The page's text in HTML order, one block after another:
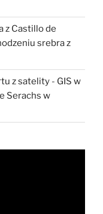
z Castillo de
srebra z
z satelity - GIS w
Serachs w